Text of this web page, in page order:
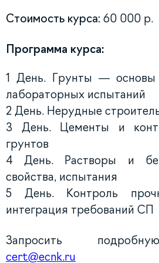
Стоимость курса: 60 000 р.
Программа курса:
1 День. Грунты — основы
лабораторных испытаний
2 День. Нерудные
3 День. Цементы и
грунтов
4 День. Растворы и
свойства, испытания
5 День. Контроль
интеграция требований СП
Запросить
cert@ecnk.ru